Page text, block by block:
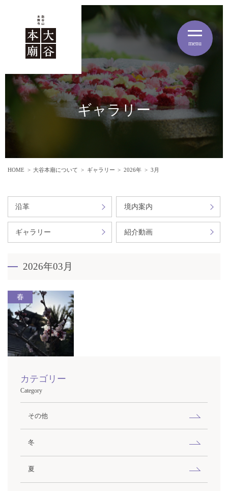
menu
ギャラリー
HOME 大谷本廟について ギャラリー 2026年 3月
沿革 境内案内
ギャラリー 紹介動画
2026年03月
春
カテゴリー
Category
その他
冬
夏